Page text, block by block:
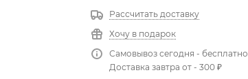
Рассчитать доставку
Хочу в подарок
Самовывоз сегодня - бесплатно
Доставка завтра от - 300 ₽